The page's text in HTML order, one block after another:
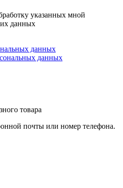
указанных мной
данных
данных
данных
товара
почты или номер телефона.